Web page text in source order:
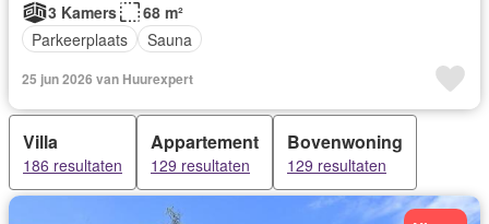
3 Kamers
68 m²
Parkeerplaats
Sauna
25 jun 2026 van Huurexpert
Villa
186 resultaten
Appartement
129 resultaten
Bovenwoning
129 resultaten